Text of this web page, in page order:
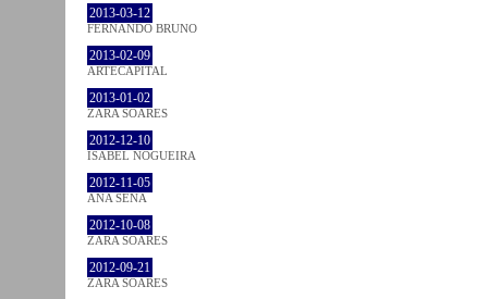
2013-03-12
FERNANDO BRUNO
2013-02-09
ARTECAPITAL
2013-01-02
ZARA SOARES
2012-12-10
ISABEL NOGUEIRA
2012-11-05
ANA SENA
2012-10-08
ZARA SOARES
2012-09-21
ZARA SOARES